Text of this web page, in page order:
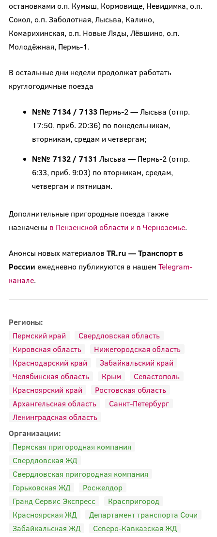
остановками о.п. Кумыш, Кормовище, Невидимка, о.п.
Сокол, о.п. Заболотная, Лысьва, Калино,
Комарихинская, о.п. Новые Ляды, Лёвшино, о.п.
Молодёжная, Пермь-1.
В остальные дни недели продолжат работать
круглогодичные поезда
№№ 7134 / 7133Пермь-2 — Лысьва (отпр.
17:50, приб. 20:36) по понедельникам,
вторникам, средам и четвергам;
№№ 7132 / 7131 Лысьва — Пермь-2 (отпр.
6:33, приб. 9:03) по вторникам, средам,
четвергам и пятницам.
Дополнительные пригородные поезда также
назначены в Пензенской области и в Черноземье.
Анонсы новых материалов TR.ru — Транспорт в
России ежедневно публикуются в нашем Telegram-
канале.
Регионы:
Пермский край
Свердловская область
Кировская область
Нижегородская область
Краснодарский край
Забайкальский край
Челябинская область
Крым
Севастополь
Красноярский край
Ростовская область
Архангельская область
Санкт-Петербург
Ленинградская область
Организации:
Пермская пригородная компания
Свердловская ЖД
Свердловская пригородная компания
Горьковская ЖД
Росжелдор
Гранд Сервис Экспресс
Краспригород
Красноярская ЖД
Департамент транспорта Сочи
Забайкальская ЖД
Северо-Кавказская ЖД